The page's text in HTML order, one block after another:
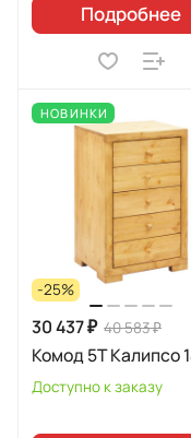
Подробнее
НОВИНКИ
-25%
30 437 ₽ 40 583 ₽
Комод 5Т Калипсо
Доступно к заказу